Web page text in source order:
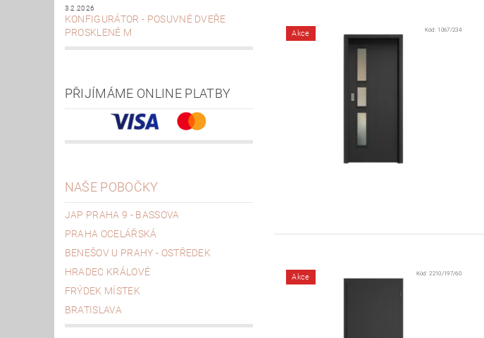
3.2.2026
KONFIGURÁTOR - POSUVNÉ DVEŘE
PROSKLENÉ M
PŘIJÍMÁME ONLINE PLATBY
NAŠE POBOČKY
JAP PRAHA 9 - BASSOVA
PRAHA OCELÁŘSKÁ
BENEŠOV U PRAHY - OSTŘEDEK
HRADEC KRÁLOVÉ
FRÝDEK MÍSTEK
BRATISLAVA
Akce Kód: 1067/234
Akce Kód:2210/197/60